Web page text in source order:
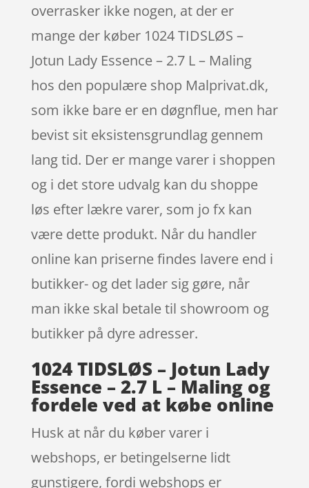
overrasker ikke nogen, at der er
mange der køber 1024 TIDSLØS –
Jotun Lady Essence – 2.7 L – Maling
hos den populære shop Malprivat.dk,
som ikke bare er en døgnflue, men har
bevist sit eksistensgrundlag gennem
lang tid. Der er mange varer i shoppen
og i det store udvalg kan du shoppe
løs efter lækre varer, som jo fx kan
være dette produkt. Når du handler
online kan priserne findes lavere end i
butikker- og det lader sig gøre, når
man ikke skal betale til showroom og
butikker på dyre adresser.
1024 TIDSLØS – Jotun Lady
Essence – 2.7 L – Maling og
fordele ved at købe online
Husk at når du køber varer i
webshops, er betingelserne lidt
gunstigere, fordi webshops er